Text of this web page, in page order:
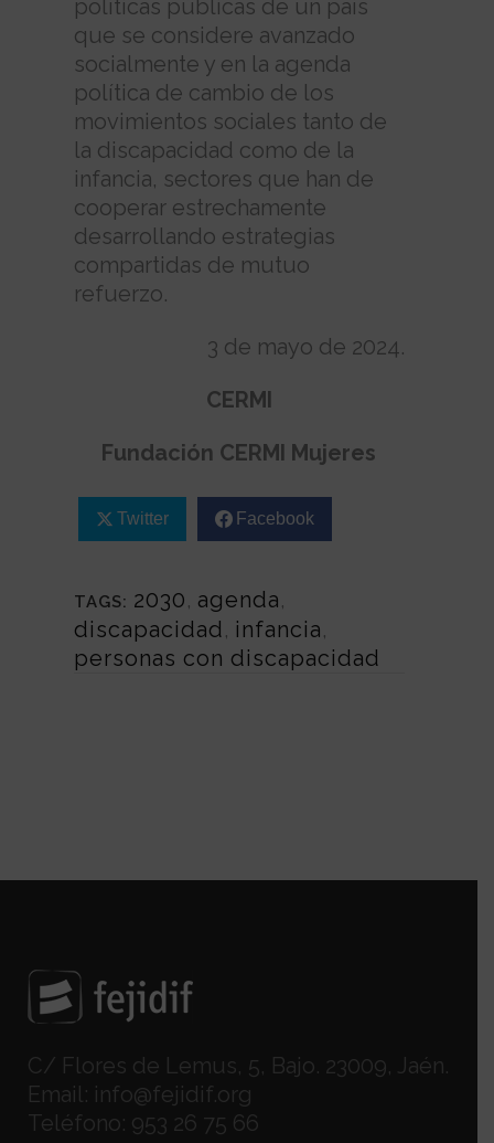
políticas públicas de un país
que se considere avanzado
socialmente y en la agenda
política de cambio de los
movimientos sociales tanto de
la discapacidad como de la
infancia, sectores que han de
cooperar estrechamente
desarrollando estrategias
compartidas de mutuo
refuerzo.
3 de mayo de 2024.
CERMI
Fundación CERMI Mujeres
Twitter Facebook
TAGS: 2030, agenda,
discapacidad , infancia,
personas con discapacidad
C/ Flores de Lemus, 5, Bajo. 23009, Jaén.
Email: info@fejidif.org
Teléfono: 953 26 75 66